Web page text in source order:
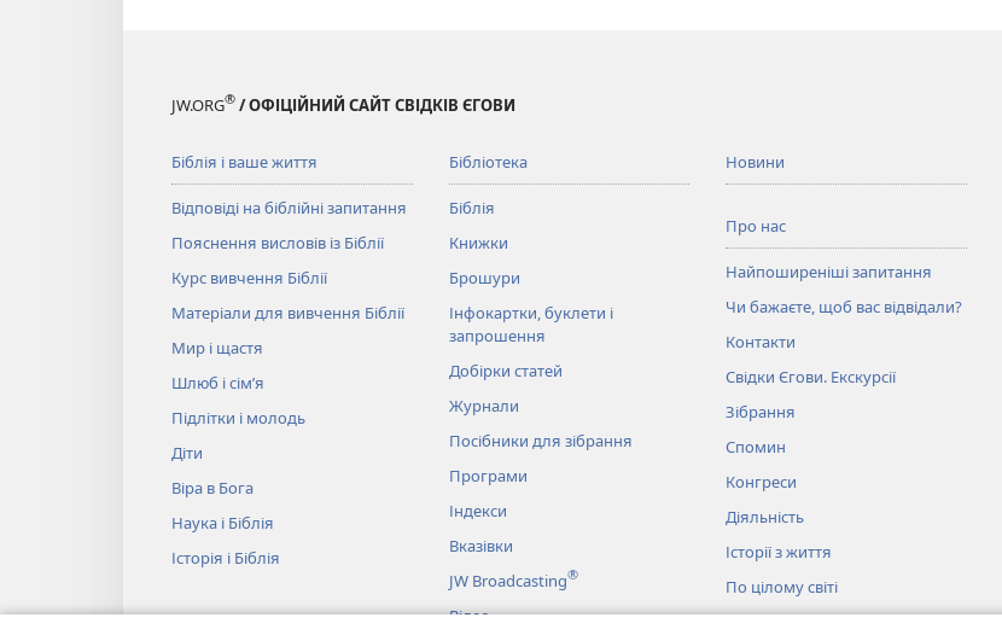
JW.ORG® / ОФІЦІЙНИЙ САЙТ СВІДКІВ ЄГОВИ
Біблія і ваше життя
Відповіді на біблійні запитання
Пояснення висловів із Біблії
Курс вивчення Біблії
Матеріали для вивчення Біблії
Мир і щастя
Шлюб і сім’я
Підлітки і молодь
Діти
Віра в Бога
Наука і Біблія
Історія і Біблія
Бібліотека
Біблія
Книжки
Брошури
Інфокартки, буклети і
запрошення
Добірки статей
Журнали
Посібники для зібрання
Програми
Індекси
Вказівки
JW Broadcasting®
Відео
Новини
Про нас
Найпоширеніші запитання
Чи бажаєте, щоб вас відвідали?
Контакти
Свідки Єгови. Екскурсії
Зібрання
Спомин
Конгреси
Діяльність
Історії з життя
По цілому світі